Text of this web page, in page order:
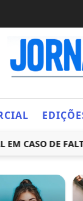
DE FALTA